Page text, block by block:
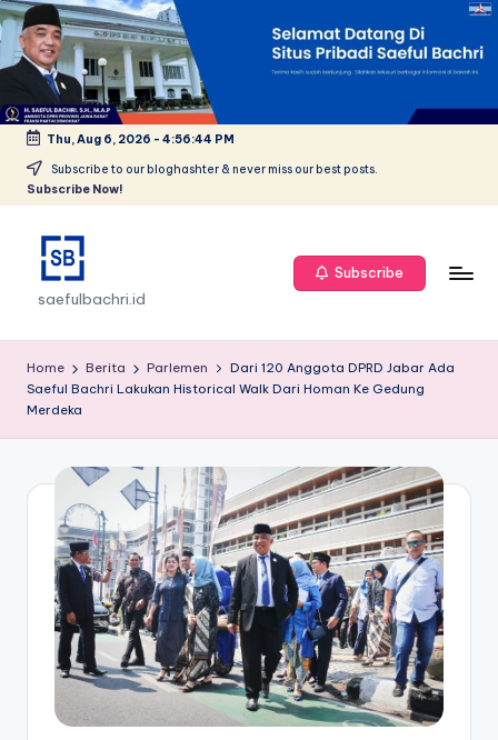
Skip
to
content
Thu, Aug 6, 2026 - 4:56:44 PM
Subscribe to our bloghashter & never miss our best posts.
Subscribe Now!
saefulbachri.id
Subscribe
Home Berita Parlemen
Dari 120 Anggota DPRD Jabar Ada
Saeful Bachri Lakukan Historical Walk Dari Homan Ke Gedung
Merdeka